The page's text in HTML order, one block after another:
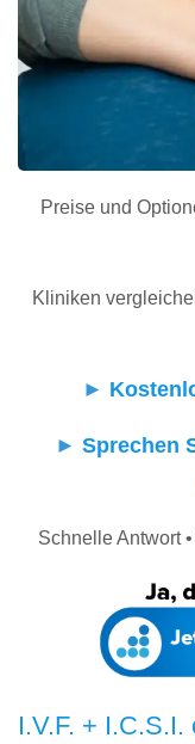
Preise und
Kliniken
►
► Sprechen
Schnelle Antwort
I.V.F. +